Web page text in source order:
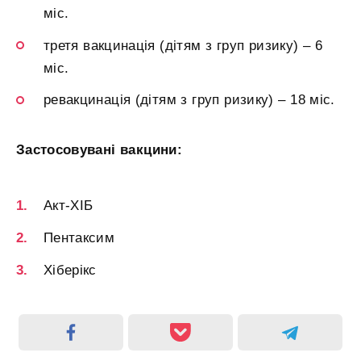
міс.
третя вакцинація (дітям з груп ризику) – 6
міс.
ревакцинація (дітям з груп ризику) – 18 міс.
Застосовувані вакцини:
Акт-ХІБ
Пентаксим
Хіберікс